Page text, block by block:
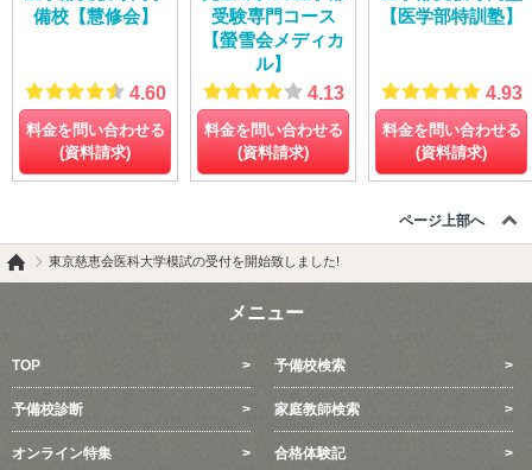
備校【慧修会】
4.60
料金を問い合わせる
(資料請求)
受験専門コース
【螢雪会メディカ
ル】
4.13
料金を問い合わせる
(資料請求)
【医学部特訓塾】
4.93
料金を問い合わせる
(資料請求)
ページ上部へ
東京慈恵会医科大学模試の受付を開始致しました!
メニュー
TOP 予備校検索
予備校診断 家庭教師検索
オンライン特集 合格体験記